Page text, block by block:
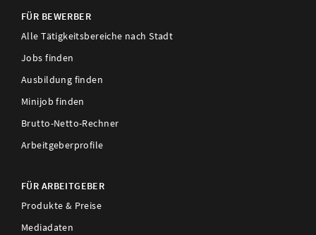
FÜR BEWERBER
Alle Tätigkeitsbereiche nach Stadt
Jobs finden
Ausbildung finden
Minijob finden
Brutto-Netto-Rechner
Arbeitgeberprofile
FÜR ARBEITGEBER
Produkte & Preise
Mediadaten